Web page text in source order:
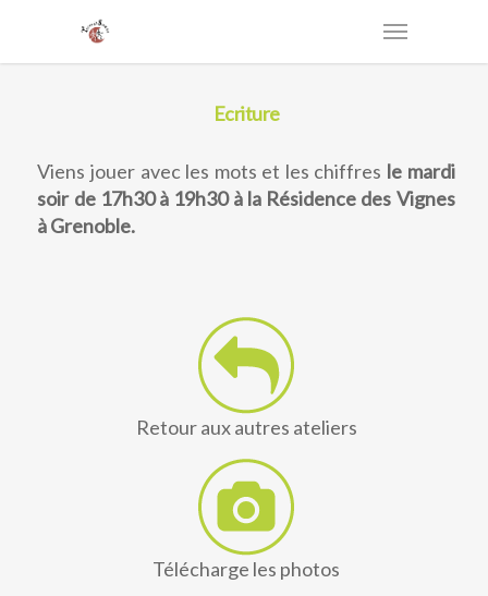
Ecriture
Viens jouer avec les mots et les chiffres le mardi
soir de 17h30 à 19h30 à la Résidence des Vignes
à Grenoble.
Retour aux autres ateliers
Télécharge les photos